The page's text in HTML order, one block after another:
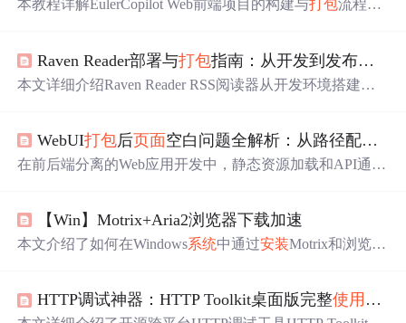
本教程详解EulerCopilot Web前端项目的构建与打包流程，
x）、自动化部署脚本及常见问题解决。关键技术包括Nod
e.js≥22.14.0、pnpm 10.14.0、Vite构建优化、Electron ASAR
Raven Reader部署与打包指南：从开发到发布的完整流程
本文详细介绍Raven Reader RSS阅读器从开发环境搭建到
节，帮助开发者高效完成桌面应用部署。
WebUI打包后页面空白问题全解析：从路径配置到PyInstaller一体化部署
在前后端分离的Web应用开发中，静态资源加载和API通信
互数据。在开发环境下，热更新和代理服务器简化了这些
过程，但到了生产打包阶段，资源路径、路由模式和运行
架构建的前端，在配合Flask、FastAPI等Python后端打包
独立可执行文件时，常因静态资源路径错误或API基础地
【Win】Motrix+Aria2浏览器下载加速
本文介绍了如何在Windows系统中通过安装Motrix和浏览器
常通信。
HTTP调试神器：HTTP Toolkit桌面版完整使用 指南